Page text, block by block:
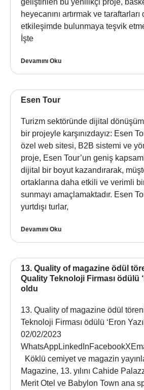
heyecanını artırmak ve
etkileşimde bulunmaya teşvik
İşte
Devamını Oku
Esen Tour
Turizm sektöründe dijital
bir projeyle karşınızdayız: Esen
özel web sitesi, B2B sistemi ve
proje, Esen Tour’un geniş
dijital bir boyut kazandırarak,
ortaklarına daha etkili ve verimli
sunmayı amaçlamaktadır. Esen
yurtdışı turlar,
Devamını Oku
13. Quality of magazine ödül
Quality Teknoloji Firması ödülü
oldu
13. Quality of magazine ödül
Teknoloji Firması ödülü ‘Eron
02/02/2023
Köklü cemiyet ve magazin
Magazine, 13. yılını Cahide
Merit Otel ve Babylon Town ana